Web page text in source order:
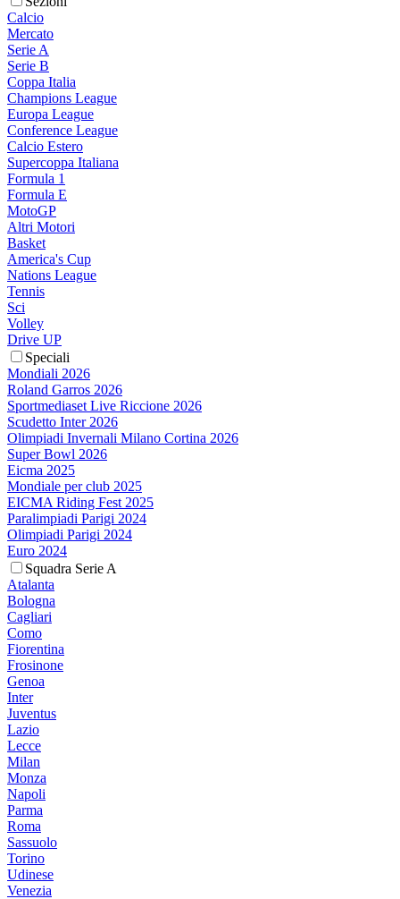
Calcio
Mercato
Serie A
Serie B
Coppa Italia
Champions League
Europa League
Conference League
Calcio Estero
Supercoppa Italiana
Formula 1
Formula E
MotoGP
Altri Motori
Basket
America's Cup
Nations League
Tennis
Sci
Volley
Drive UP
Speciali
Mondiali 2026
Roland Garros 2026
Sportmediaset Live Riccione 2026
Scudetto Inter 2026
Olimpiadi Invernali Milano Cortina 2026
Super Bowl 2026
Eicma 2025
Mondiale per club 2025
EICMA Riding Fest 2025
Paralimpiadi Parigi 2024
Olimpiadi Parigi 2024
Euro 2024
Squadra Serie A
Atalanta
Bologna
Cagliari
Como
Fiorentina
Frosinone
Genoa
Inter
Juventus
Lazio
Lecce
Milan
Monza
Napoli
Parma
Roma
Sassuolo
Torino
Udinese
Venezia